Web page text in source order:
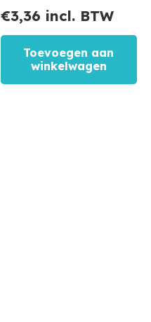
€3,36 incl. BTW
Toevoegen aan
winkelwagen